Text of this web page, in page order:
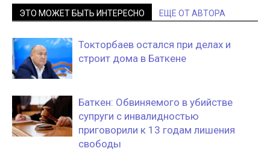
ЭТО МОЖЕТ БЫТЬ ИНТЕРЕСНО ЕЩЕ ОТ АВТОРА
Токторбаев остался при делах и
строит дома в Баткене
Баткен: Обвиняемого в убийстве
супруги с инвалидностью
приговорили к 13 годам лишения
свободы